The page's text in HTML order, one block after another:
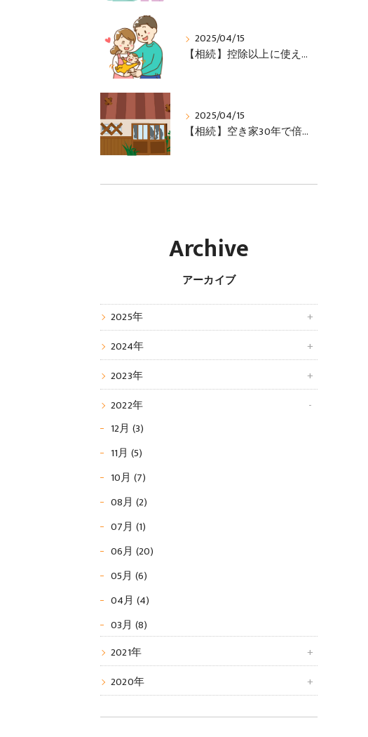
2025/04/15
【相続】控除以上に使える非課税特例 ①
2025/04/15
【相続】空き家30年で倍増、2038年には3軒に1軒に
アーカイブ
Archive
2025年
2024年
2023年
2022年
12月 (3)
11月 (5)
10月 (7)
08月 (2)
07月 (1)
06月 (20)
05月 (6)
04月 (4)
03月 (8)
2021年
2020年